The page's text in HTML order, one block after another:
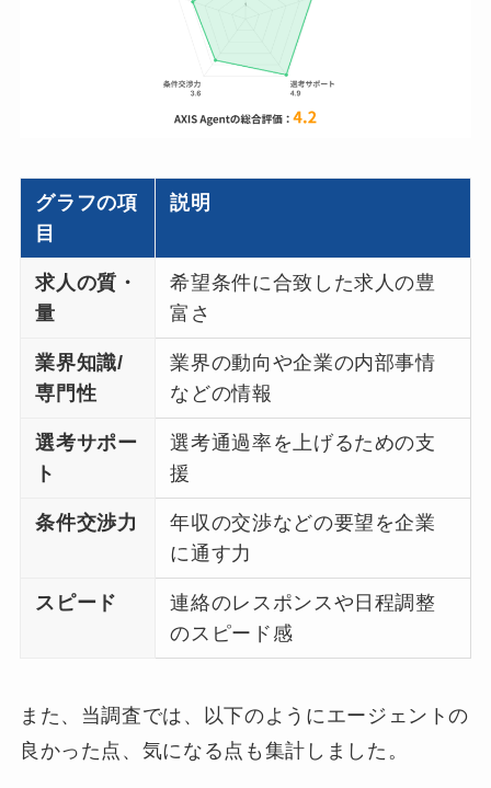
グラフの項
目
説明
求人の質・
量
希望条件に合致した求人の豊
富さ
業界知識/
専門性
業界の動向や企業の内部事情
などの情報
選考サポー
ト
選考通過率を上げるための支
援
条件交渉力
年収の交渉などの要望を企業
に通す力
スピード
連絡のレスポンスや日程調整
のスピード感
また、当調査では、以下のようにエージェントの
良かった点、気になる点も集計しました。